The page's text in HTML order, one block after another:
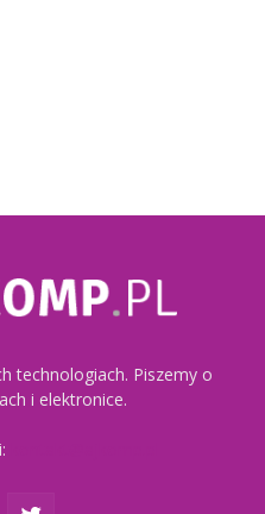
technologiach. Piszemy o
i elektronice.